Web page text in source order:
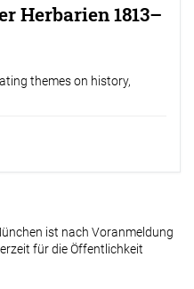
Herbarien 1813–
themes on history,
ist nach Voranmeldung
für die Öffentlichkeit